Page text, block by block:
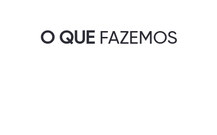
O QUEFAZEMOS